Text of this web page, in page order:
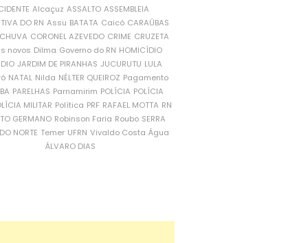
Alcaçuz ASSALTO ASSEMBLEIA
DO RN Assu BATATA Caicó CARAÚBAS
CORONEL AZEVEDO CRIME CRUZETA
novos Dilma Governo do RN HOMICÍDIO
JARDIM DE PIRANHAS JUCURUTU LULA
NATAL Nilda NÉLTER QUEIROZ Pagamento
PARELHAS Parnamirim POLÍCIA POLÍCIA
MILITAR Política PRF RAFAEL MOTTA RN
GERMANO Robinson Faria Roubo SERRA
NORTE Temer UFRN Vivaldo Costa Água
ÁLVARO DIAS